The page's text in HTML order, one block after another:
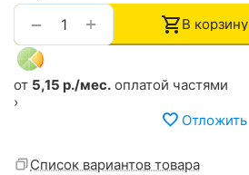
+
− В корзину
от 5,15 р./мес. оплатой частями
›
Отложить
Список вариантов товара